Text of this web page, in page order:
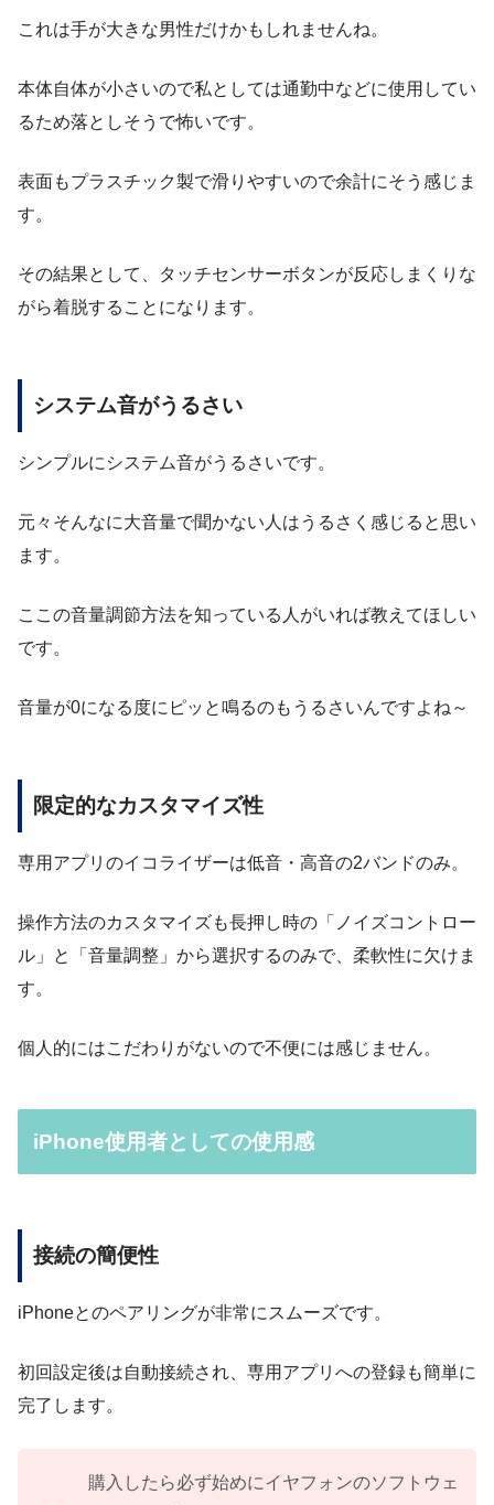
これは手が大きな男性だけかもしれませんね。
本体自体が小さいので私としては通勤中などに使用してい
るため落としそうで怖いです。
表面もプラスチック製で滑りやすいので余計にそう感じま
す。
その結果として、タッチセンサーボタンが反応しまくりな
がら着脱することになります。
システム音がうるさい
シンプルにシステム音がうるさいです。
元々そんなに大音量で聞かない人はうるさく感じると思い
ます。
ここの音量調節方法を知っている人がいれば教えてほしい
です。
音量が0になる度にピッと鳴るのもうるさいんですよね～
限定的なカスタマイズ性
専用アプリのイコライザーは低音・高音の2バンドのみ。
操作方法のカスタマイズも長押し時の「ノイズコントロー
ル」と「音量調整」から選択するのみで、柔軟性に欠けま
す。
個人的にはこだわりがないので不便には感じません。
iPhone使用者としての使用感
接続の簡便性
iPhoneとのペアリングが非常にスムーズです。
初回設定後は自動接続され、専用アプリへの登録も簡単に
完了します。
購入したら必ず始めにイヤフォンのソフトウェ